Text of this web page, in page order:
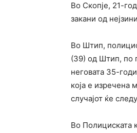
Во Скопје, 21-
закани од
Во Штип,
(39) од Штип, по
неговата 35-
која е изречена
случајот ќе
Во Полициската